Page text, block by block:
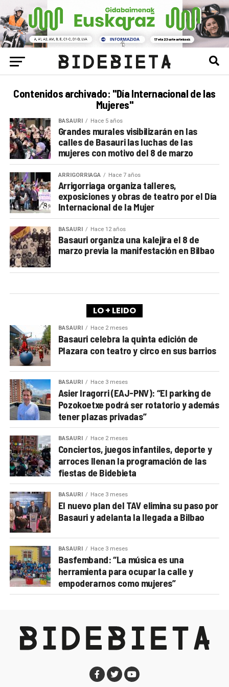
Contenidos archivado: "Día Internacional de las
Mujeres"
BASAURI Hace 5 años
Grandes murales visibilizarán en las
calles de Basauri las luchas de las
mujeres con motivo del 8 de marzo
ARRIGORRIAGA Hace 7 años
Arrigorriaga organiza talleres,
exposiciones y obras de teatro por el Día
Internacional de la Mujer
BASAURI Hace 12 años
Basauri organiza una kalejira el 8 de
marzo previa la manifestación en Bilbao
LO + LEIDO
BASAURI Hace 2 meses
Basauri celebra la quinta edición de
Plazara con teatro y circo en sus barrios
BASAURI Hace 3 meses
Asier Iragorri (EAJ-PNV): “El parking de
Pozokoetxe podrá ser rotatorio y además
tener plazas privadas”
BASAURI Hace 2 meses
Conciertos, juegos infantiles, deporte y
arroces llenan la programación de las
fiestas de Bidebieta
BASAURI Hace 3 meses
El nuevo plan del TAV elimina su paso por
Basauri y adelanta la llegada a Bilbao
BASAURI Hace 3 meses
Basfemband: “La música es una
herramienta para ocupar la calle y
empoderarnos como mujeres”